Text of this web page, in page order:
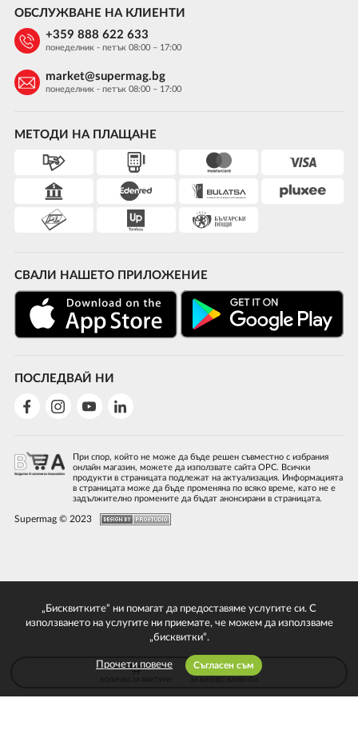
МЕТОДИ НА ПЛАЩАНЕ
СВАЛИ НАШЕТО ПРИЛОЖЕНИЕ
ПОСЛЕДВАЙ НИ
ОБСЛУЖВАНЕ НА КЛИЕНТИ
+359 888 622 633
понеделник - петък 08:00 – 17:00
market@supermag.bg
понеделник - петък 08:00 – 17:00
При спор, който не може да бъде решен съвместно с избрания
онлайн магазин, можете да използвате сайта ОРС. Всички
продукти в страницата подлежат на актуализация. Информацията
в страницата може да бъде променяна по всяко време, като не е
задължително промените да бъдат анонсирани в страницата.
Supermag © 2023
„Бисквитките“ ни помагат да предоставяме услугите си. С
използването на услугите ни приемате, че можем да използваме
„бисквитки“.
Прочети повече Съгласен съм